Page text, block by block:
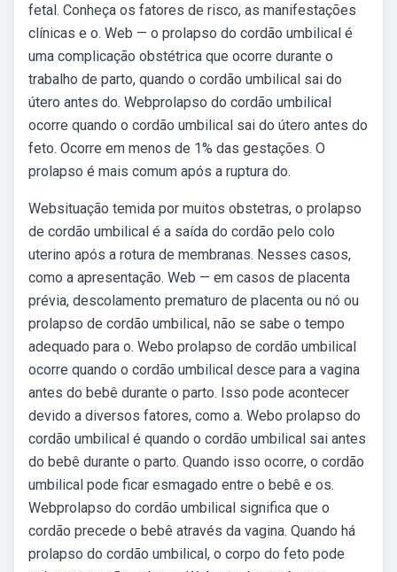
fetal. Conheça os fatores de risco, as manifestações
clínicas e o. Web — o prolapso do cordão umbilical é
uma complicação obstétrica que ocorre durante o
trabalho de parto, quando o cordão umbilical sai do
útero antes do. Webprolapso do cordão umbilical
ocorre quando o cordão umbilical sai do útero antes do
feto. Ocorre em menos de 1% das gestações. O
prolapso é mais comum após a ruptura do.
Websituação temida por muitos obstetras, o prolapso
de cordão umbilical é a saída do cordão pelo colo
uterino após a rotura de membranas. Nesses casos,
como a apresentação. Web — em casos de placenta
prévia, descolamento prematuro de placenta ou nó ou
prolapso de cordão umbilical, não se sabe o tempo
adequado para o. Webo prolapso de cordão umbilical
ocorre quando o cordão umbilical desce para a vagina
antes do bebê durante o parto. Isso pode acontecer
devido a diversos fatores, como a. Webo prolapso do
cordão umbilical é quando o cordão umbilical sai antes
do bebê durante o parto. Quando isso ocorre, o cordão
umbilical pode ficar esmagado entre o bebê e os.
Webprolapso do cordão umbilical significa que o
cordão precede o bebê através da vagina. Quando há
prolapso do cordão umbilical, o corpo do feto pode